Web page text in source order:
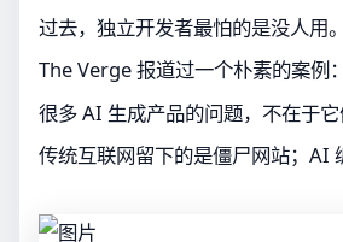
过去，独立开发者最怕的是没人用
The Verge 报道过一个朴素的案例
很多 AI 生成产品的问题，不在于
传统互联网留下的是僵尸网站；